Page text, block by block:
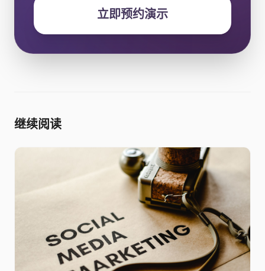
立即预约演示
继续阅读